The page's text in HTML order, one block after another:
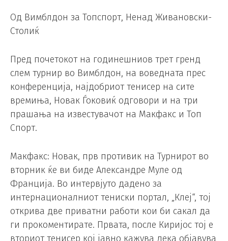
Од Вимблдон за Топспорт, Ненад Живановски-
Столиќ
Пред почетокот на годинешниов трет гренд
слем турнир во Вимблдон, на воведната прес
конференција, најдобриот тенисер на сите
времиња, Новак Ѓоковиќ одговори и на три
прашања на известувачот на Макфакс и Топ
Спорт.
Макфакс: Новак, прв противик на Турнирот во
вторник ќе ви биде Александре Муле од
Франција. Во интервјуто дадено за
интернационалниот тениски портал, „Клеј“, тој
открива две приватни работи кои би сакал да
ги прокоментирате. Првата, после Киријос тој е
вториот тенисер кој јавно кажува дека објавува